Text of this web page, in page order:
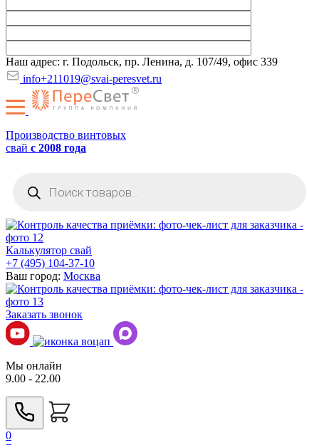
Наш адрес: г. Подольск, пр. Ленина, д. 107/49, офис 339
info+211019@svai-peresvet.ru
Производство винтовых
свай с 2008 года
товаров
Калькулятор свай
+7 (495) 104-37-10
Ваш город: Москва
Заказать звонок
Мы онлайн
9.00 - 22.00
0